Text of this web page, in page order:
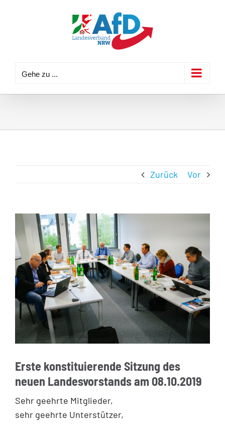
Gehe zu ...
Zurück Vor
Erste konstituierende Sitzung des
neuen Landesvorstands am 08.10.2019
Sehr geehrte Mitglieder,
sehr geehrte Unterstützer,